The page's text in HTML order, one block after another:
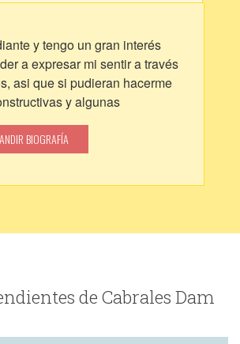
y tengo un gran interés
a expresar mi sentir a través
asi que si pudieran hacerme
y algunas
para mejorar se los
mucho =)
BIOGRAFÍA
de Cabrales Dam